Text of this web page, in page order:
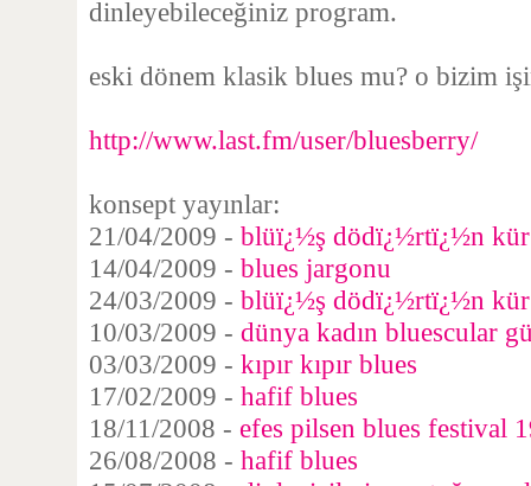
dinleyebileceğiniz program.
eski dönem klasik blues mu? o bizim
http://www.last.fm/user/bluesberry/
konsept yayınlar:
21/04/2009 - blüï¿½ş dödï¿½rtï¿½n
14/04/2009 - blues jargonu
24/03/2009 - blüï¿½ş dödï¿½rtï¿½n
10/03/2009 - dünya kadın bluescular
03/03/2009 - kıpır kıpır blues
17/02/2009 - hafif blues
18/11/2008 - efes pilsen blues festival
26/08/2008 - hafif blues